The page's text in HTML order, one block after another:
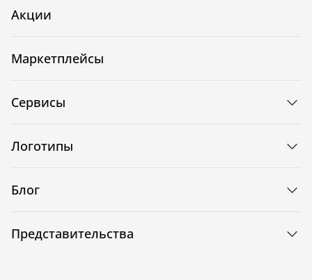
Акции
Маркетплейсы
Сервисы
Логотипы
Блог
Представительства